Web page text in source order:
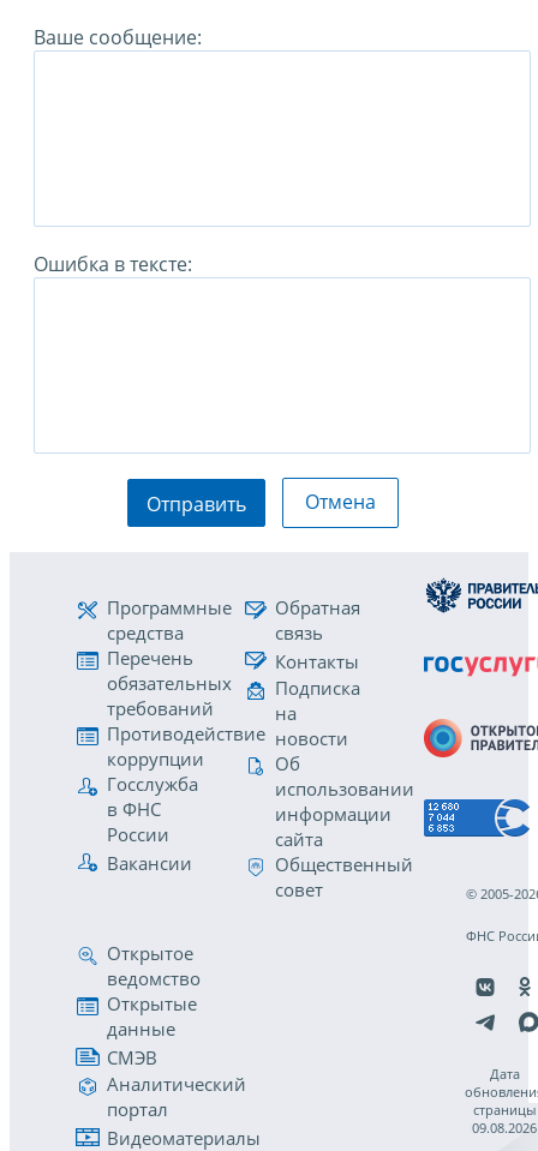
Ваше сообщение:
Ошибка в тексте:
Отправить Отмена
Программные
средства
Перечень
обязательных
требований
Противодействие
коррупции
Госслужба
в ФНС
России
Вакансии
Обратная
связь
Контакты
Подписка
на
новости
Об
использовании
информации
сайта
Общественный
совет
Открытое
ведомство
Открытые
данные
СМЭВ
Аналитический
портал
Видеоматериалы
© 2005-
ФНС
Дата
страницы
09.08.2026